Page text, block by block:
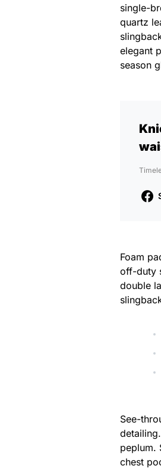
single-
quartz
elegant
season
Foam
off-duty
double
See-
peplum.
chest